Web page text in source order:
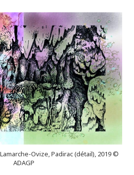
Ovize, Padirac (détail), 2019 ©
ADAGP